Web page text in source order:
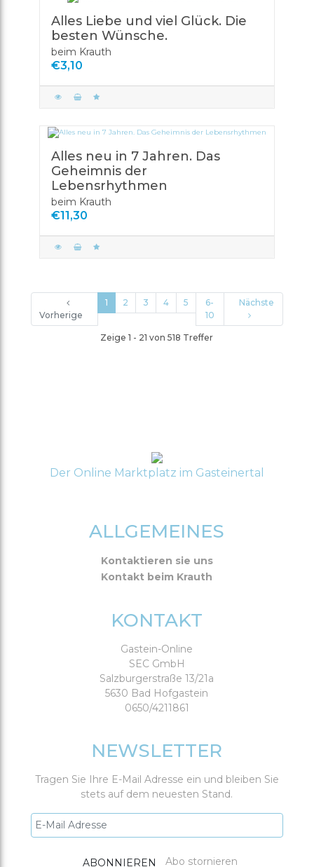
Alles Liebe und viel Glück. Die
besten Wünsche.
beim Krauth
€3,10
Alles neu in 7 Jahren. Das
Geheimnis der
Lebensrhythmen
beim Krauth
€11,30
Vorherige
1 2 3 4 5
6-
10
Nächste
Zeige 1 - 21 von 518 Treffer
Der Online Marktplatz im Gasteinertal
ALLGEMEINES
Kontaktieren sie uns
Kontakt beim Krauth
KONTAKT
Gastein-Online
SEC GmbH
Salzburgerstraße 13/21a
5630 Bad Hofgastein
0650/4211861
NEWSLETTER
Tragen Sie Ihre E-Mail Adresse ein und bleiben Sie
stets auf dem neuesten Stand.
Abo stornieren